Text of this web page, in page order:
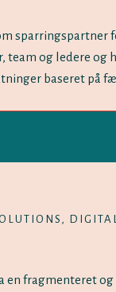
sparringspartner
team og ledere og
baseret på
en fragmenteret